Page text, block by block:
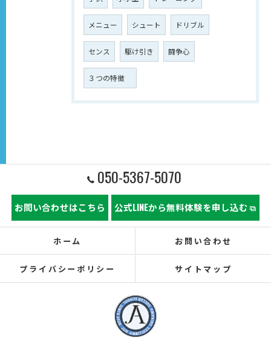
メニュー シュート ドリブル
センス 駆け引き 闘争心
３つの特徴
050-5367-5070
お問い合わせはこちら 公式LINEから無料体験を申し込む
ホーム お問い合わせ
プライバシーポリシー サイトマップ